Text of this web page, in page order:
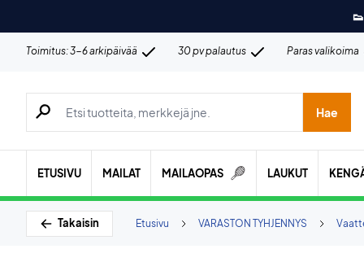
Toimitus: 3-6 arkipäivää 30 pv palautus Paras valikoima
Hae tuotteita, merkkejä jne.
Hae
ETUSIVU MAILAT MAILAOPAS LAUKUT
Takaisin VARASTON TYHJENNYS
Etusivu